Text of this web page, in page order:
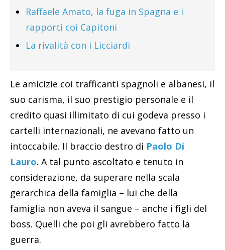
Raffaele Amato, la fuga in Spagna e i
rapporti coi Capitoni
La rivalità con i Licciardi
Le amicizie coi trafficanti spagnoli e albanesi, il
suo carisma, il suo prestigio personale e il
credito quasi illimitato di cui godeva presso i
cartelli internazionali, ne avevano fatto un
intoccabile. Il braccio destro di Paolo Di
Lauro. A tal punto ascoltato e tenuto in
considerazione, da superare nella scala
gerarchica della famiglia – lui che della
famiglia non aveva il sangue – anche i figli del
boss. Quelli che poi gli avrebbero fatto la
guerra.